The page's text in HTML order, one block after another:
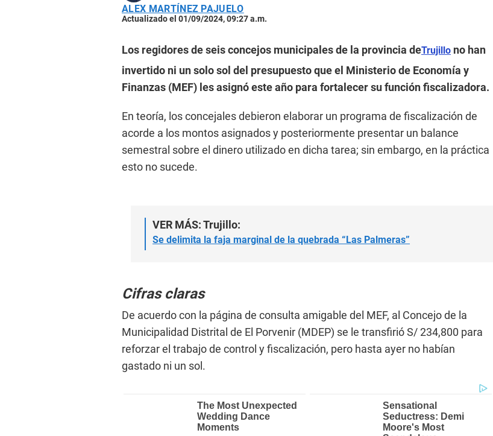
ALEX MARTÍNEZ PAJUELO
Actualizado el 01/09/2024, 09:27 a.m.
Los regidores de seis concejos municipales de la provincia deTrujillo no han
invertido ni un solo sol del presupuesto que el Ministerio de Economía y
Finanzas (MEF) les asignó este año para fortalecer su función fiscalizadora.
En teoría, los concejales debieron elaborar un programa de fiscalización de
acorde a los montos asignados y posteriormente presentar un balance
semestral sobre el dinero utilizado en dicha tarea; sin embargo, en la práctica
esto no sucede.
VER MÁS: Trujillo:
Se delimita la faja marginal de la quebrada “Las Palmeras”
Cifras claras
De acuerdo con la página de consulta amigable del MEF, al Concejo de la
Municipalidad Distrital de El Porvenir (MDEP) se le transfirió S/ 234,800 para
reforzar el trabajo de control y fiscalización, pero hasta ayer no habían
gastado ni un sol.